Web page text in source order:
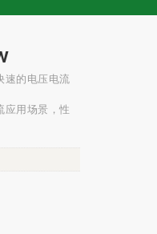
速的电压电流
应用场景，性